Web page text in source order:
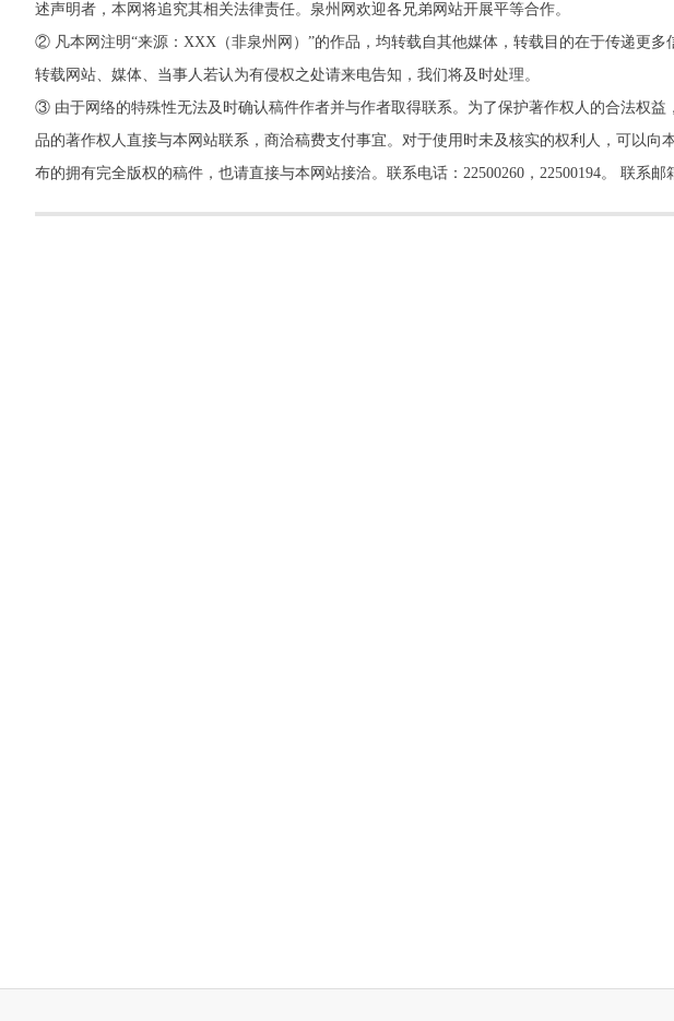
述声明者，本网将追究其相关法律责任。泉州网欢迎各兄弟网站开展平等合作。
② 凡本网注明“来源：XXX（非泉州网）”的作品，均转载自其他媒体，转载目的在于传递更
转载网站、媒体、当事人若认为有侵权之处请来电告知，我们将及时处理。
③ 由于网络的特殊性无法及时确认稿件作者并与作者取得联系。为了保护著作权人的合法权
品的著作权人直接与本网站联系，商洽稿费支付事宜。对于使用时未及核实的权利人，可以向
布的拥有完全版权的稿件，也请直接与本网站接洽。联系电话：22500260，22500194。 联系邮